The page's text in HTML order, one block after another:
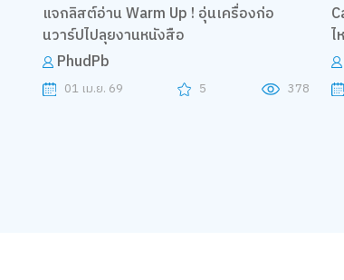
แจกลิสต์อ่าน Warm Up ! อุ่นเครื่องก่อ
นวาร์ปไปลุยงานหนังสือ
PhudPb
01 เม.ย. 69 5 378
ไ